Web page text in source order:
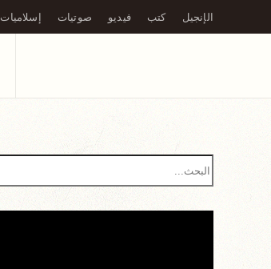
Skip to main content
الإنجيل كتب فيديو صوتيات إسلاميات